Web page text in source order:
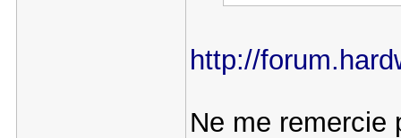
http://
Ne me remercie